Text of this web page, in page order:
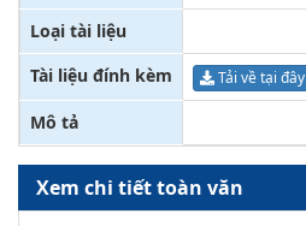
Loại tài liệu
Tài liệu đính kèm
Tải về tại đây
Mô tả
Xem chi tiết toàn văn